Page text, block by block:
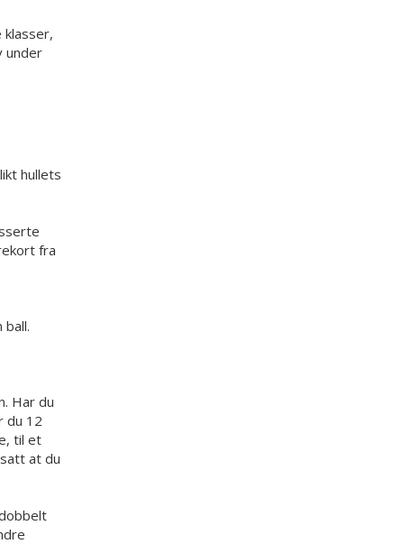
klasser,
under
hullets
fra
Har du
du 12
til et
at du